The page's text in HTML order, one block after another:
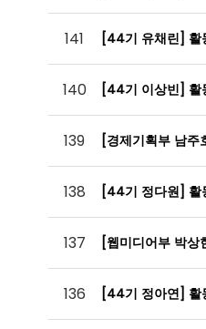
141 [44기 유채린]
140 [44기 이상빈]
139 [경제기획부 남
138 [44기 정다원]
137 [웹미디어부 박
136 [44기 정아연]